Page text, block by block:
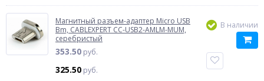
Магнитный разъем-адаптер Micro USB
Bm, CABLEXPERT CC-USB2-AMLM-MUM,
серебристый
353.50 руб.
325.50 руб.
В наличии